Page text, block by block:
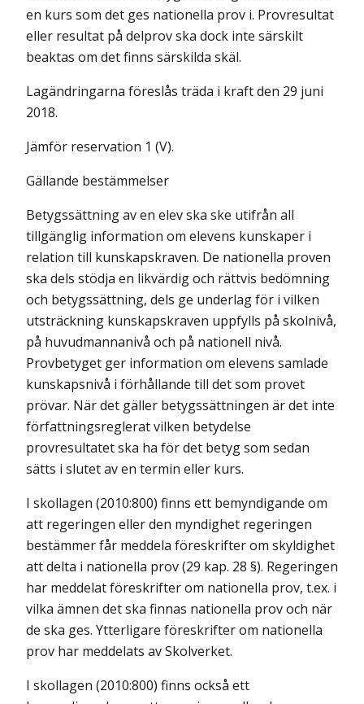
en kurs som det ges nationella prov i. Provresultat
eller resultat på delprov ska dock inte särskilt
beaktas om det finns särskilda skäl.
Lagändringarna föreslås träda i kraft den 29 juni
2018.
Jämför reservation 1 (V).
Gällande bestämmelser
Betygssättning av en elev ska ske utifrån all
tillgänglig information om elevens kunskaper i
relation till kunskapskraven. De nationella proven
ska dels stödja en likvärdig och rättvis bedömning
och betygssättning, dels ge underlag för i vilken
utsträckning kunskapskraven uppfylls på skolnivå,
på huvudmannanivå och på nationell nivå.
Provbetyget ger information om elevens samlade
kunskapsnivå i förhållande till det som provet
prövar. När det gäller betygssättningen är det inte
författningsreglerat vilken betydelse
provresultatet ska ha för det betyg som sedan
sätts i slutet av en termin eller kurs.
I skollagen (2010:800) finns ett bemyndigande om
att regeringen eller den myndighet regeringen
bestämmer får meddela föreskrifter om skyldighet
att delta i nationella prov (29 kap. 28 §). Regeringen
har meddelat föreskrifter om nationella prov, t.ex. i
vilka ämnen det ska finnas nationella prov och när
de ska ges. Ytterligare föreskrifter om nationella
prov har meddelats av Skolverket.
I skollagen (2010:800) finns också ett